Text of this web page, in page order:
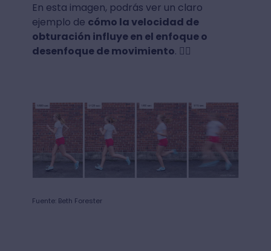
En esta imagen, podrás ver un claro
ejemplo de cómo la velocidad de
obturación influye en el enfoque o
desenfoque de movimiento. 🏃‍♀️
Fuente: Beth Forester